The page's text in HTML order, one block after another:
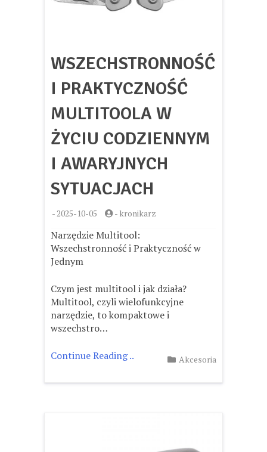
WSZECHSTRONNOŚĆ
I PRAKTYCZNOŚĆ
MULTITOOLA W
ŻYCIU CODZIENNYM
I AWARYJNYCH
SYTUACJACH
-2025-10-05 - kronikarz
Narzędzie Multitool:
Wszechstronność i Praktyczność w
Jednym
Czym jest multitool i jak działa?
Multitool, czyli wielofunkcyjne
narzędzie, to kompaktowe i
wszechstro…
Continue Reading .. Akcesoria